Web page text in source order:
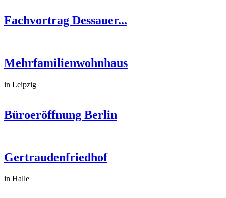
Fachvortrag Dessauer...
Mehrfamilienwohnhaus
in Leipzig
Büroeröffnung Berlin
Gertraudenfriedhof
in Halle